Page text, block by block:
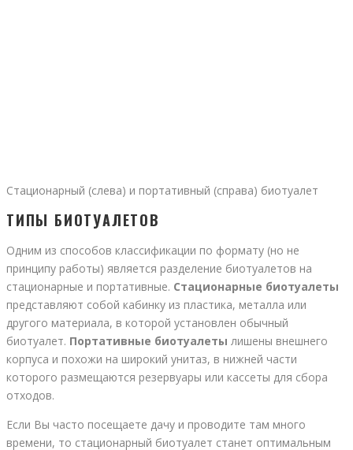
Стационарный (слева) и портативный (справа) биотуалет
ТИПЫ БИОТУАЛЕТОВ
Одним из способов классификации по формату (но не
принципу работы) является разделение биотуалетов на
стационарные и портативные. Стационарные биотуалеты
представляют собой кабинку из пластика, металла или
другого материала, в которой установлен обычный
биотуалет. Портативные биотуалеты лишены внешнего
корпуса и похожи на широкий унитаз, в нижней части
которого размещаются резервуары или кассеты для сбора
отходов.
Если Вы часто посещаете дачу и проводите там много
времени, то стационарный биотуалет станет оптимальным